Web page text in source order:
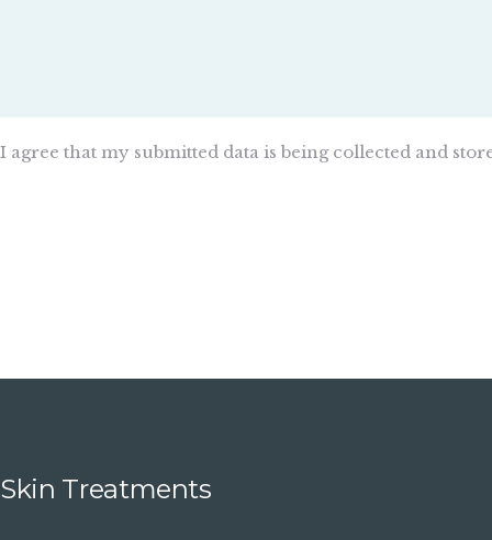
I agree that my submitted data is being collected and
Skin Treatments